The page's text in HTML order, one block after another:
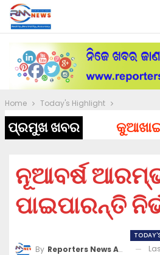
Home Today's Highlight
ପ୍ରମୁଖ ଖବର
ନୂଆବର୍ଷ
ପାଇପାରନ୍ତି
By Reporters News Agency